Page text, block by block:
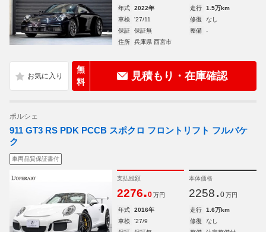
年式 2022年 走行
1.5万km
車検
'27/11 修復
なし
保証
保証無 整備
-
住所
兵庫県 西宮市
無
料
見積もり・在庫確認
ポルシェ
911 GT3 RS PDK PCCB スポクロ フロントリフト フルバケ
ク
車両品質保証書付
支払総額
2276.0 万円
本体価格
2258. 0 万円
年式 2016年 走行
1.6万km
車検
'27/9 修復
なし